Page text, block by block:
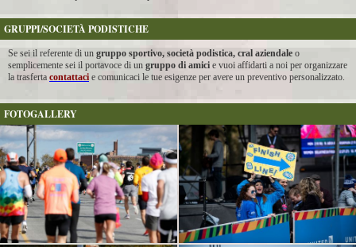
GRUPPI/SOCIETÀ PODISTICHE
Se sei il referente di un gruppo sportivo, società podistica, cral aziendale o
semplicemente sei il portavoce di un gruppo di amici e vuoi affidarti a noi per organizzare
la trasferta contattaci e comunicaci le tue esigenze per avere un preventivo personalizzato.
FOTOGALLERY